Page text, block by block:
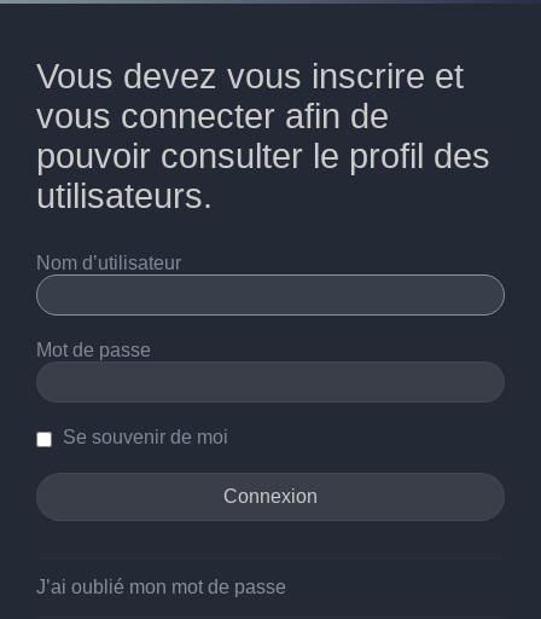
Vous devez vous inscrire et
vous connecter afin de
pouvoir consulter le profil des
utilisateurs.
Nom d’utilisateur
Mot de passe
Se souvenir de moi
J’ai oublié mon mot de passe